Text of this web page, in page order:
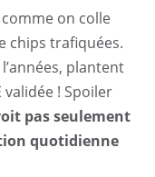
comme on colle
chips trafiquées.
plantent
validée ! Spoiler
pas seulement
quotidienne